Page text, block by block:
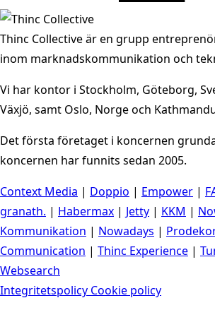
Thinc Collective är en grupp
inom marknadskommunikation och
Vi har kontor i Stockholm, Göteborg,
Växjö, samt Oslo, Norge och
Det första företaget i koncernen
koncernen har funnits sedan 2005.
Context Media | Doppio | Empower |
granath. | Habermax | Jetty | KKM |
Kommunikation | Nowadays |
Communication | Thinc Experience |
Websearch
Integritetspolicy Cookie policy